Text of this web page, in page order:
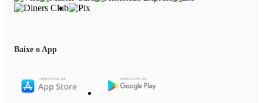
Baixe o App